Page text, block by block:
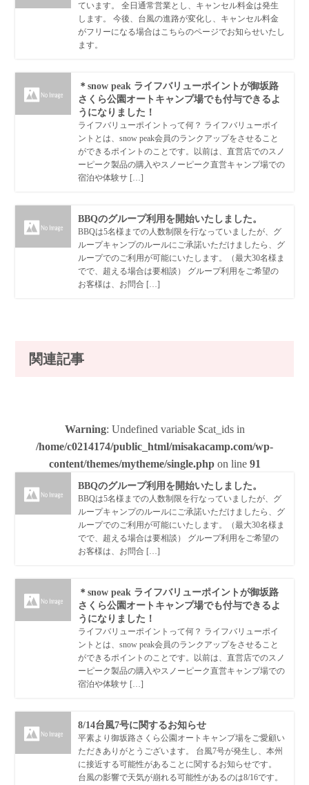
ています。 全日通常営業とし、キャンセル料金は発生
します。 今後、台風の進路が変化し、キャンセル料金
がフリーになる場合はこちらのページでお知らせいたし
ます。
＊snow peak ライフバリューポイントが御坂路
さくら公園オートキャンプ場でも付与できるよ
うになりました！
ライフバリューポイントって何？ ライフバリューポイ
ントとは、snow peak会員のランクアップをさせること
ができるポイントのことです。以前は、直営店でのスノ
ーピーク製品の購入やスノーピーク直営キャンプ場での
宿泊や体験サ […]
BBQのグループ利用を開始いたしました。
BBQは5名様までの人数制限を行なっていましたが、グ
ループキャンプのルールにご承諾いただけましたら、グ
ループでのご利用が可能にいたします。（最大30名様ま
でで、超える場合は要相談） グループ利用をご希望の
お客様は、お問合 […]
関連記事
Warning: Undefined variable $cat_ids in
/home/c0214174/public_html/misakacamp.com/wp-
content/themes/mytheme/single.phpon line 91
BBQのグループ利用を開始いたしました。
BBQは5名様までの人数制限を行なっていましたが、グ
ループキャンプのルールにご承諾いただけましたら、グ
ループでのご利用が可能にいたします。（最大30名様ま
でで、超える場合は要相談） グループ利用をご希望の
お客様は、お問合 […]
＊snow peak ライフバリューポイントが御坂路
さくら公園オートキャンプ場でも付与できるよ
うになりました！
ライフバリューポイントって何？ ライフバリューポイ
ントとは、snow peak会員のランクアップをさせること
ができるポイントのことです。以前は、直営店でのスノ
ーピーク製品の購入やスノーピーク直営キャンプ場での
宿泊や体験サ […]
8/14台風7号に関するお知らせ
平素より御坂路さくら公園オートキャンプ場をご愛顧い
ただきありがとうございます。 台風7号が発生し、本州
に接近する可能性があることに関するお知らせです。
台風の影響で天気が崩れる可能性があるのは8/16です。